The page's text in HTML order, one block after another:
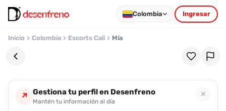
Colombia Ingresar
Inicio Colombia Escorts Cali Mía
↗ Gestiona tu perfil en Desenfreno
Mantén tu información al día
✕